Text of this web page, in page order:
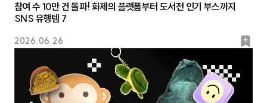
2026.06.26
북
크
참여 수 10만 건 돌파! 화제의 플랫폼부터 도서전 인기 부스까지
SNS 유행템 7